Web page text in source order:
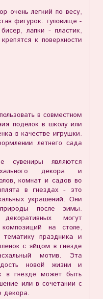
очень легкий по весу,
фигурок: туловище -
лапки - пластик,
к поверхности
в совместном
поделок в школу или
в качестве игрушки.
летнего сада
сувениры являются
декора и
комнат и садов во
в гнездах - это
украшений. Они
после зимы.
могут
на столе,
тематику праздника и
с яйцом в гнезде
мотив. Эта
новой жизни и
в гнезде может быть
или в сочетании с
декора.